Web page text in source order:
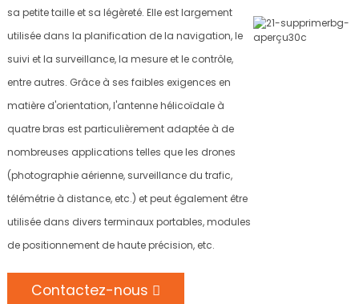
sa petite taille et sa légèreté. Elle est largement
utilisée dans la planification de la navigation, le
suivi et la surveillance, la mesure et le contrôle,
entre autres. Grâce à ses faibles exigences en
matière d'orientation, l'antenne hélicoïdale à
quatre bras est particulièrement adaptée à de
nombreuses applications telles que les drones
(photographie aérienne, surveillance du trafic,
télémétrie à distance, etc.) et peut également être
utilisée dans divers terminaux portables, modules
de positionnement de haute précision, etc.
Contactez-nous